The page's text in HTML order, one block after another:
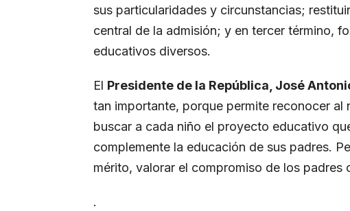
sus particularidades y circunstancias;
central de la admisión; y en tercer término,
educativos diversos.
El Presidente de la República, José
tan importante, porque permite reconocer al
buscar a cada niño el proyecto educativo
complemente la educación de sus padres.
mérito, valorar el compromiso de los
.